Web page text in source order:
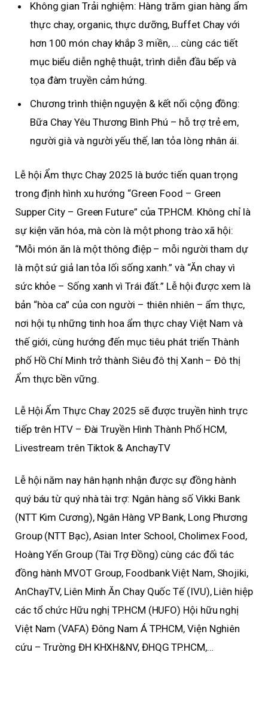
Không gian Trải nghiệm: Hàng trăm gian hàng ẩm
thực chay, organic, thực dưỡng, Buffet Chay với
hơn 100 món chay khắp 3 miền, … cùng các tiết
mục biểu diễn nghệ thuật, trình diễn đầu bếp và
tọa đàm truyền cảm hứng.
Chương trình thiện nguyện & kết nối cộng đồng:
Bữa Chay Yêu Thương Bình Phú – hỗ trợ trẻ em,
người già và người yếu thế, lan tỏa lòng nhân ái.
Lễ hội Ẩm thực Chay 2025 là bước tiến quan trọng
trong định hình xu hướng “Green Food – Green
Supper City – Green Future” của TP.HCM. Không chỉ là
sự kiện văn hóa, mà còn là một phong trào xã hội:
“Mỗi món ăn là một thông điệp – mỗi người tham dự
là một sứ giả lan tỏa lối sống xanh.” và “Ăn chay vì
sức khỏe – Sống xanh vì Trái đất.” Lễ hội được xem là
bản “hòa ca” của con người – thiên nhiên – ẩm thực,
nơi hội tụ những tinh hoa ẩm thực chay Việt Nam và
thế giới, cùng hướng đến mục tiêu phát triển Thành
phố Hồ Chí Minh trở thành Siêu đô thị Xanh – Đô thị
Ẩm thực bền vững.
Lễ Hội Ẩm Thực Chay 2025 sẽ được truyền hình trực
tiếp trên HTV – Đài Truyền Hình Thành Phố HCM,
Livestream trên Tiktok & AnchayTV
Lễ hội năm nay hân hạnh nhận được sự đồng hành
quý báu từ quý nhà tài trợ: Ngân hàng số Vikki Bank
(NTT Kim Cương), Ngân Hàng VP Bank, Long Phương
Group (NTT Bạc), Asian Inter School, Cholimex Food,
Hoàng Yến Group (Tài Trợ Đồng) cùng các đối tác
đồng hành MVOT Group, Foodbank Việt Nam, Shojiki,
AnChayTV, Liên Minh Ăn Chay Quốc Tế (IVU), Liên hiệp
các tổ chức Hữu nghị TP.HCM (HUFO) Hội hữu nghị
Việt Nam (VAFA) Đông Nam Á TP.HCM, Viện Nghiên
cứu – Trường ĐH KHXH&NV, ĐHQG TP.HCM,…